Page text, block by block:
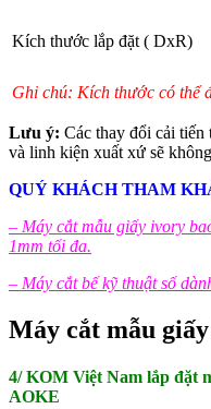
Kích thước lắp đặt ( DxR)
Ghi chú: Kích thước có thể
Lưu ý: Các thay đổi cải tiến
và linh kiện xuất xứ sẽ
QUÝ KHÁCH THAM
– Máy cắt mẫu giấy ivory
1mm tối đa.
– Máy cắt bế kỹ thuật số
Máy cắt mẫu
4/ KOM Việt Nam lắp đặt
AOKE